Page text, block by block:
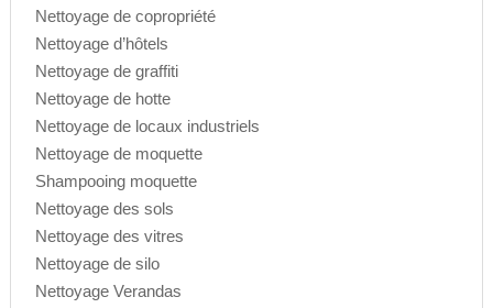
Nettoyage de copropriété
Nettoyage d’hôtels
Nettoyage de graffiti
Nettoyage de hotte
Nettoyage de locaux industriels
Nettoyage de moquette
Shampooing moquette
Nettoyage des sols
Nettoyage des vitres
Nettoyage de silo
Nettoyage Verandas